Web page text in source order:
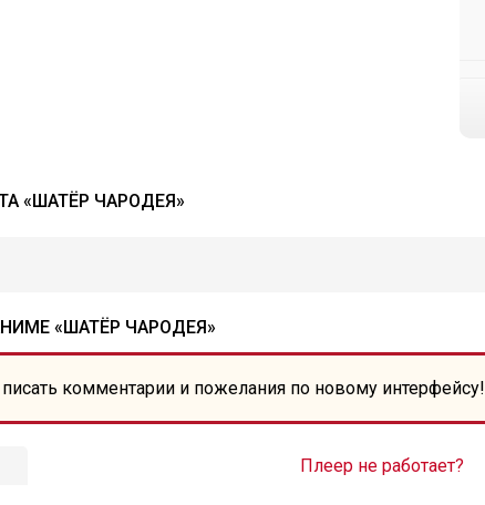
«ШАТЁР ЧАРОДЕЯ»
«ШАТЁР ЧАРОДЕЯ»
комментарии и пожелания по новому интерфейсу!
Плеер не работает?